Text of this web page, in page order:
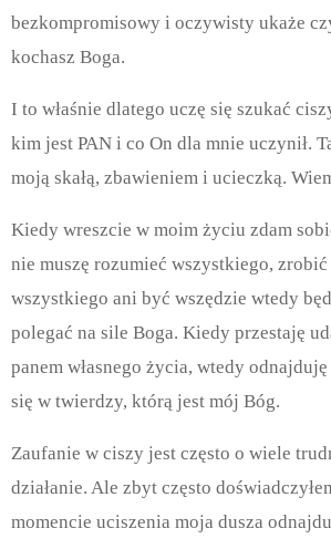
bezkompromisowy i oczywisty ukaże
kochasz Boga.
I to właśnie dlatego uczę się szukać
kim jest PAN i co On dla mnie uczynił.
moją skałą, zbawieniem i ucieczką.
Kiedy wreszcie w moim życiu zdam
nie muszę rozumieć wszystkiego,
wszystkiego ani być wszędzie wtedy
polegać na sile Boga. Kiedy przestaję
panem własnego życia, wtedy
się w twierdzy, którą jest mój Bóg.
Zaufanie w ciszy jest często o wiele
działanie. Ale zbyt często
momencie uciszenia moja dusza